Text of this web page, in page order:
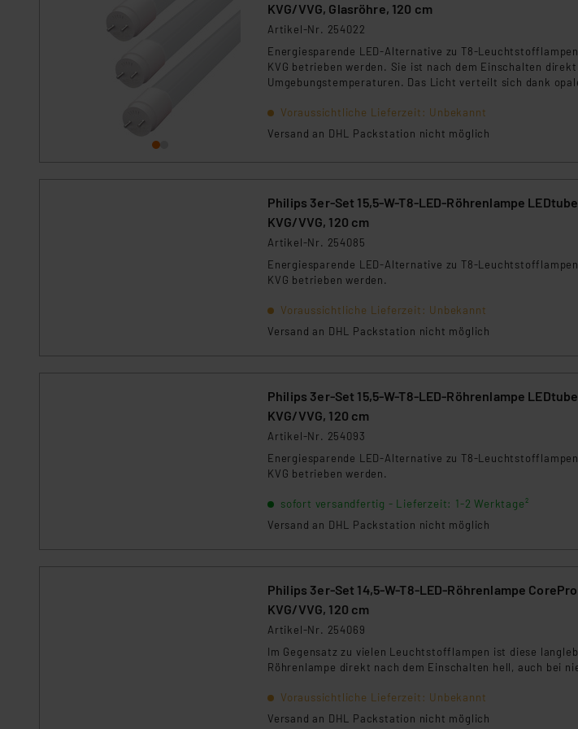
Für die USA besteht kein Angemessenheitsbeschluss der EU.
Datenschutz nach EU-Standards eingestuft wird. So besteht
Daten in Überwachungsprogrammen verarbeiten, ohne dass
Unsere Kooperation mit diesen Dienstleistern stützt sich auf die
Kommission sowie einer eigenen Beurteilung der mit der
Impressum |Datenschutzerklärung
KVG/VVG, Glasröhre, 120 cm
Artikel-Nr. 254022
Energiesparende LED-Alternative zu T8-
KVG betrieben werden. Sie ist nach dem Einschalten
Umgebungstemperaturen. Das Licht verteilt sich dank
Voraussichtliche Lieferzeit: Unbekannt
Versand an DHL Packstation nicht möglich
Philips 3er-Set 15,5-W-T8-LED-Röhrenlampe
KVG/VVG, 120 cm
Artikel-Nr. 254085
Energiesparende LED-Alternative zu T8-
KVG betrieben werden.
Voraussichtliche Lieferzeit: Unbekannt
Versand an DHL Packstation nicht möglich
Philips 3er-Set 15,5-W-T8-LED-Röhrenlampe
KVG/VVG, 120 cm
Artikel-Nr. 254093
Energiesparende LED-Alternative zu T8-
KVG betrieben werden.
sofort versandfertig - Lieferzeit: 1-2 Werktage²
Versand an DHL Packstation nicht möglich
Philips 3er-Set 14,5-W-T8-LED-Röhrenlampe
KVG/VVG, 120 cm
Artikel-Nr. 254069
Im Gegensatz zu vielen Leuchtstofflampen ist diese
Röhrenlampe direkt nach dem Einschalten hell, auch bei
Voraussichtliche Lieferzeit: Unbekannt
Versand an DHL Packstation nicht möglich